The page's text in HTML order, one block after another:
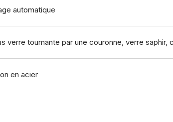
automatique
verre tournante par une couronne, verre saphir,
en acier